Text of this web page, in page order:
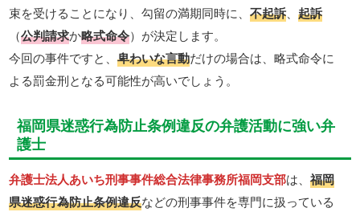
束を受けることになり、勾留の満期同時に、不起訴 、起訴
（公判請求か略式命令）が決定します。
今回の事件ですと、卑わいな言動だけの場合は、略式命令に
よる罰金刑となる可能性が高いでしょう。
福岡県迷惑行為防止条例違反の弁護活動に強い弁
護士
弁護士法人あいち刑事事件総合法律事務所福岡支部は、福岡
県迷惑行為防止条例違反などの刑事事件を専門に扱っている